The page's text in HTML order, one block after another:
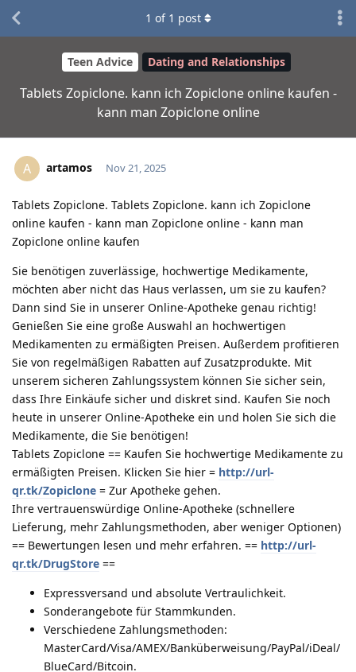
Teen Advice Dating and Relationships
Tablets Zopiclone. kann ich Zopiclone online kaufen -
kann man Zopiclone online
1 of 1 post
A artamos Nov 21, 2025
Tablets Zopiclone. Tablets Zopiclone. kann ich Zopiclone
online kaufen - kann man Zopiclone online - kann man
Zopiclone online kaufen
Sie benötigen zuverlässige, hochwertige Medikamente,
möchten aber nicht das Haus verlassen, um sie zu kaufen?
Dann sind Sie in unserer Online-Apotheke genau richtig!
Genießen Sie eine große Auswahl an hochwertigen
Medikamenten zu ermäßigten Preisen. Außerdem profitieren
Sie von regelmäßigen Rabatten auf Zusatzprodukte. Mit
unserem sicheren Zahlungssystem können Sie sicher sein,
dass Ihre Einkäufe sicher und diskret sind. Kaufen Sie noch
heute in unserer Online-Apotheke ein und holen Sie sich die
Medikamente, die Sie benötigen!
Tablets Zopiclone == Kaufen Sie hochwertige Medikamente zu
ermäßigten Preisen. Klicken Sie hier = http://url-
qr.tk/Zopiclone = Zur Apotheke gehen.
Ihre vertrauenswürdige Online-Apotheke (schnellere
Lieferung, mehr Zahlungsmethoden, aber weniger Optionen)
== Bewertungen lesen und mehr erfahren. == http://url-
qr.tk/DrugStore ==
Expressversand und absolute Vertraulichkeit.
Sonderangebote für Stammkunden.
Verschiedene Zahlungsmethoden:
MasterCard/Visa/AMEX/Banküberweisung/PayPal/iDeal/
BlueCard/Bitcoin.